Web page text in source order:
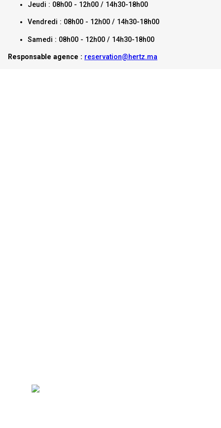
Jeudi : 08h00 - 12h00 / 14h30-18h00
Vendredi : 08h00 - 12h00 / 14h30-18h00
Samedi : 08h00 - 12h00 / 14h30-18h00
Responsable agence : reservation@hertz.ma